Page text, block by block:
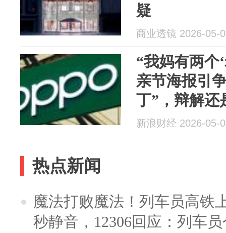
疑
商业透镜 2026-05-
“我妈有两个
亲节海报引
丁”，辩解还
新浪财经 2026-05-
热点新闻
魔法打败魔法！列车员高铁
秒静音，12306回应：列车